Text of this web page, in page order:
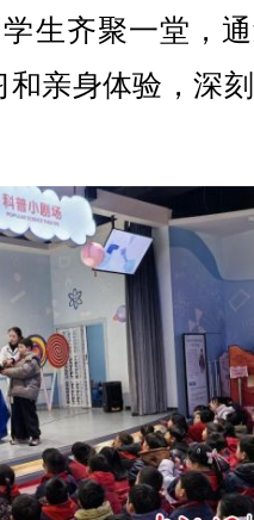
生齐聚一堂，
亲身体验，深